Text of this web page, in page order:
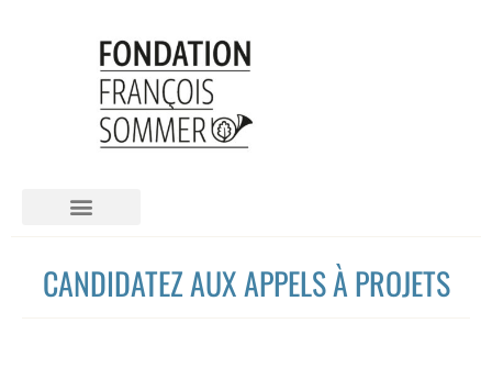
CANDIDATEZ AUX APPELS À PROJETS